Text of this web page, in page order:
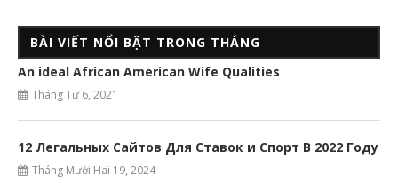
BÀI VIẾT NỔI BẬT TRONG THÁNG
An ideal African American Wife Qualities
Tháng Tư 6, 2021
12 Легальных Сайтов Для Ставок и Спорт В 2022 Году
Tháng Mười Hai 19, 2024